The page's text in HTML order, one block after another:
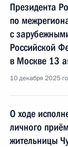
Президента
по
с
Российской
в Москве 13
10 декабря 2025
О ходе
личного
жительницы